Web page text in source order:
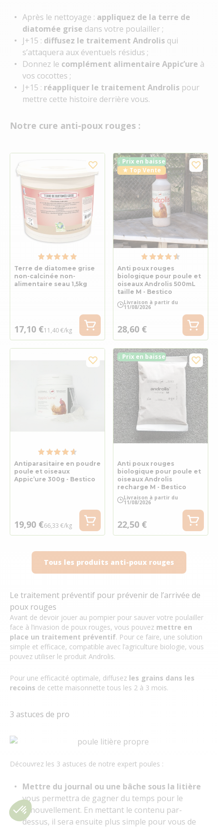
Après le nettoyage : appliquez de la terre de
diatomée grise dans votre poulailler ;
J+15 : diffusez le traitement Androlis qui
s’attaquera aux éventuels résidus ;
Donnez le complément alimentaire Appic’ure à
vos cocottes ;
J+15 : réappliquer le traitement Androlis pour
mettre cette histoire derrière vous.
Notre cure anti-poux rouges :
Terre de diatomee grise
non-calcinée non-
alimentaire seau 1,5kg
17,10 €11,40 €/kg
↓ Prix en baisse
★ Top Vente
Anti poux rouges
biologique pour poule et
oiseaux Androlis 500mL
taille M - Bestico
Livraison à partir du
11/08/2026
28,60 €
Antiparasitaire en poudre
poule et oiseaux
Appic’ure 300g - Bestico
19,90 €66,33 €/kg
↓ Prix en baisse
Anti poux rouges
biologique pour poule et
oiseaux Androlis
recharge M - Bestico
Livraison à partir du
11/08/2026
22,50 €
Tous les produits anti-poux rouges
Le traitement préventif pour prévenir de l’arrivée de
poux rouges
Avant de devoir jouer au pompier pour sauver votre poulailler
face à l’invasion de poux rouges, vous pouvez mettre en
place un traitement préventif. Pour ce faire, une solution
simple et efficace, compatible avec l’agriculture biologie, vous
pouvez utiliser le produit Androlis.
Pour une efficacité optimale, diffusez les grains dans les
recoins de cette maisonnette tous les 2 à 3 mois.
3 astuces de pro
Découvrez les 3 astuces de notre expert poules :
Mettre du journal ou une bâche sous la litière
vous permettra de gagner du temps pour le
renouvellement. En mettant le contenu par-
dessus, il sera ensuite plus simple pour vous de